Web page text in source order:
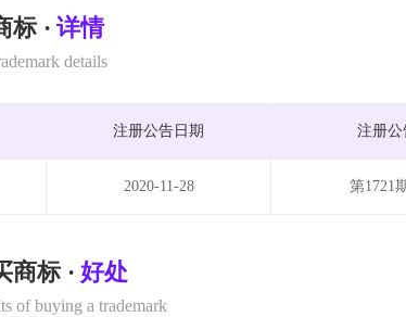
标 · 详情
details
注册公告日期 注册
2020-11-28 第1721
商标 · 好处
of buying a trademark